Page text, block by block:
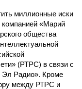
миллионные иски
компанией «Марий
общества
(РТРС) в связи с
Эл Радио». Кроме
между РТРС и